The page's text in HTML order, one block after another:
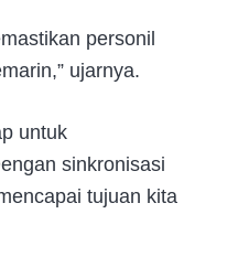
personil
ujarnya.
untuk
sinkronisasi
tujuan kita